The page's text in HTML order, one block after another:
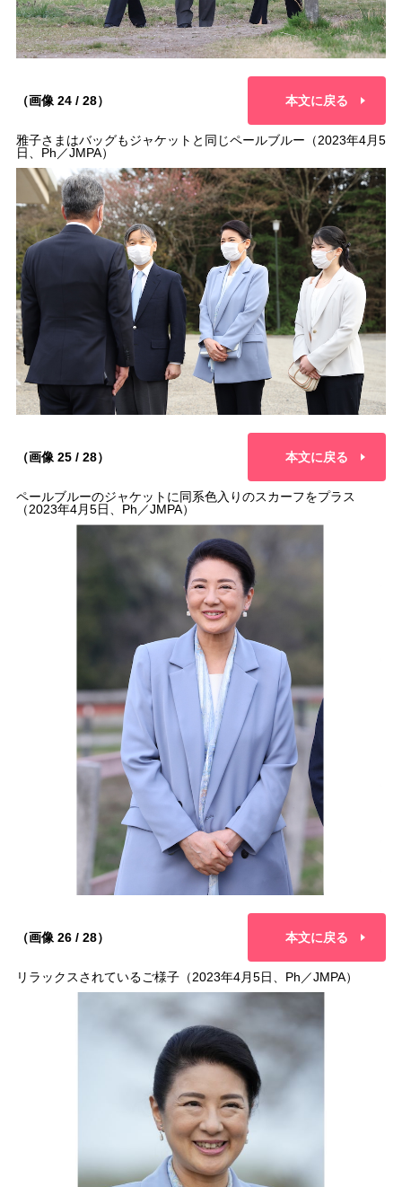
（画像 24 / 28） 本文に戻る
雅子さまはバッグもジャケットと同じペールブルー（2023年4月5
日、Ph／JMPA）
（画像 25 / 28） 本文に戻る
ペールブルーのジャケットに同系色入りのスカーフをプラス
（2023年4月5日、Ph／JMPA）
（画像 26 / 28） 本文に戻る
リラックスされているご様子（2023年4月5日、Ph／JMPA）